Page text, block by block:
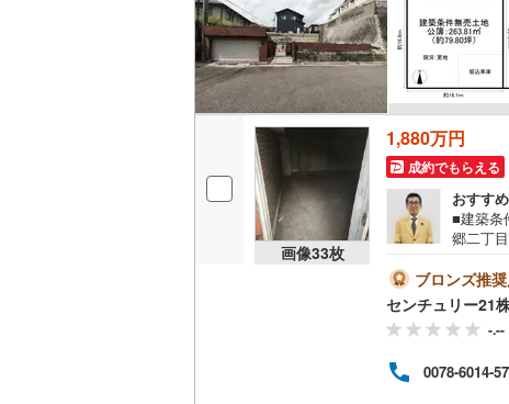
画像33枚
1,880万円
成約でもらえる
おすす
■建築条
郷二丁
＞●セン
満足い
など、
ており
出川」
営業）
ブロンズ推
センチュリー21
-.--
0078-6014-